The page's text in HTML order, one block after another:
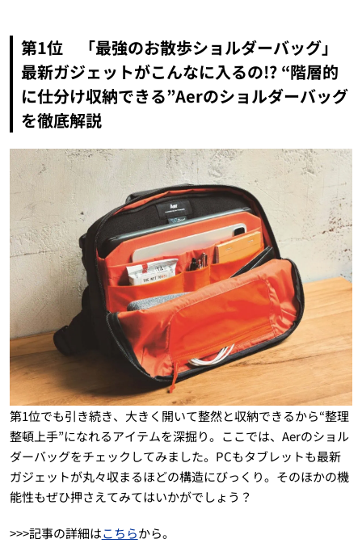
第1位 「最強のお散歩ショルダーバッグ」
最新ガジェットがこんなに入るの!? “階層的
に仕分け収納できる”Aerのショルダーバッグ
を徹底解説
第1位でも引き続き、大きく開いて整然と収納できるから“整理
整頓上手”になれるアイテムを深掘り。ここでは、Aerのショル
ダーバッグをチェックしてみました。PCもタブレットも最新
ガジェットが丸々収まるほどの構造にびっくり。そのほかの機
能性もぜひ押さえてみてはいかがでしょう？
>>>記事の詳細はこちらから。